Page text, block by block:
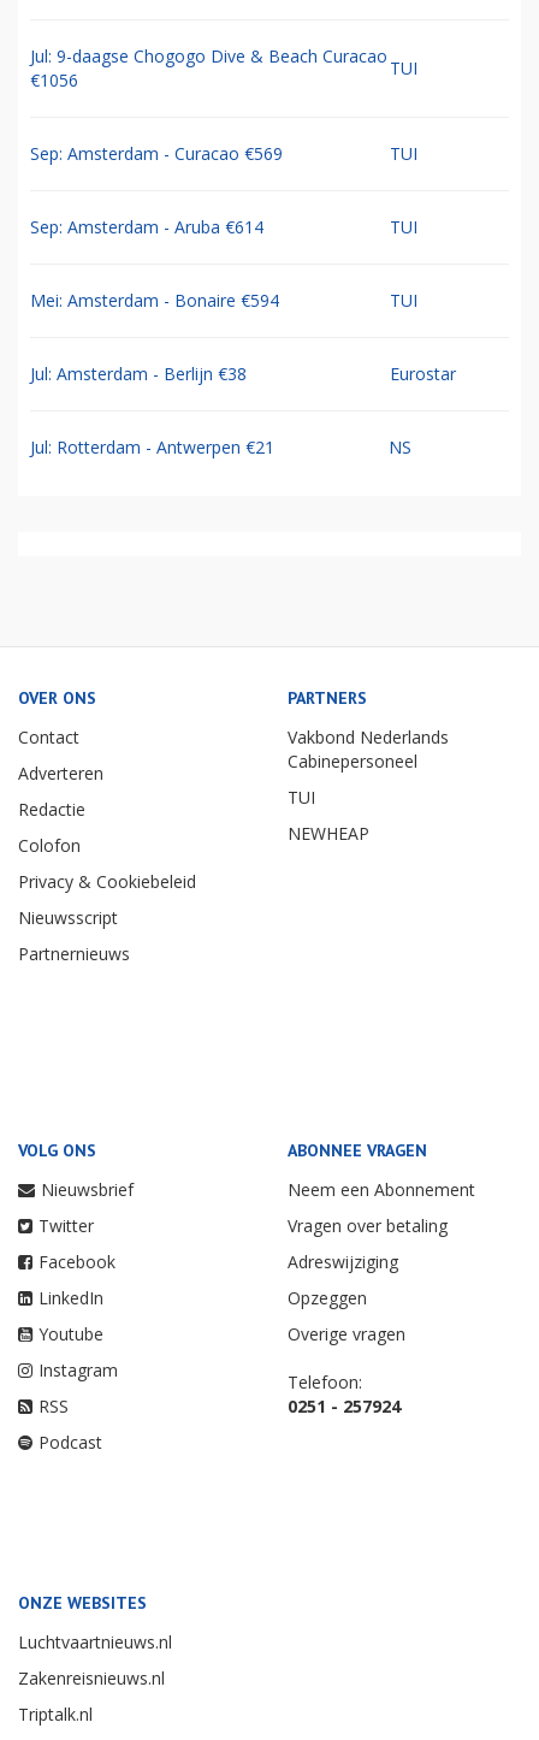
Jul: 9-daagse Chogogo Dive & Beach Curacao
€1056
TUI
Sep: Amsterdam - Curacao €569 TUI
Sep: Amsterdam - Aruba €614 TUI
Mei: Amsterdam - Bonaire €594 TUI
Jul: Amsterdam - Berlijn €38 Eurostar
Jul: Rotterdam - Antwerpen €21 NS
OVER ONS
Contact
Adverteren
Redactie
Colofon
Privacy & Cookiebeleid
Nieuwsscript
Partnernieuws
PARTNERS
Vakbond Nederlands
Cabinepersoneel
TUI
NEWHEAP
VOLG ONS
Nieuwsbrief
Twitter
Facebook
LinkedIn
Youtube
Instagram
RSS
Podcast
ABONNEE VRAGEN
Neem een Abonnement
Vragen over betaling
Adreswijziging
Opzeggen
Overige vragen
Telefoon:
0251 - 257924
ONZE WEBSITES
Luchtvaartnieuws.nl
Zakenreisnieuws.nl
Triptalk.nl